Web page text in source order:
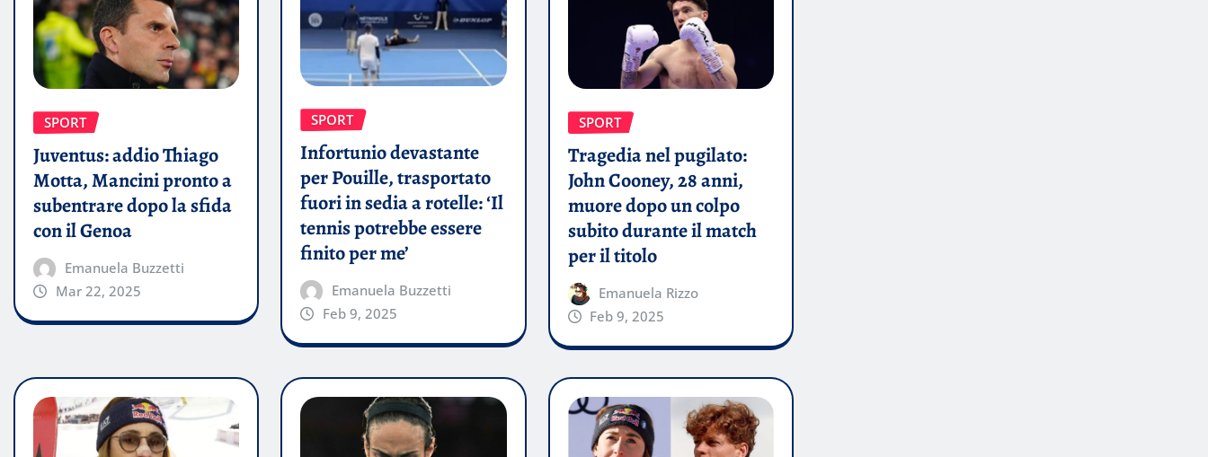
SPORT
Juventus: addio Thiago
Motta, Mancini pronto a
subentrare dopo la sfida
con il Genoa
Emanuela Buzzetti
Mar 22, 2025
SPORT
Infortunio devastante
per Pouille, trasportato
fuori in sedia a rotelle: ‘Il
tennis potrebbe essere
finito per me’
Emanuela Buzzetti
Feb 9, 2025
SPORT
Tragedia nel pugilato:
John Cooney, 28 anni,
muore dopo un colpo
subito durante il match
per il titolo
Emanuela Rizzo
Feb 9, 2025